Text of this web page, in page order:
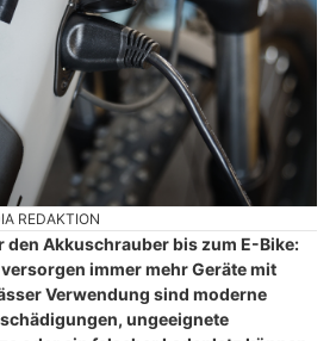
REDAKTION
den Akkuschrauber bis zum E-Bike:
immer mehr Geräte mit
Verwendung sind moderne
ungeeignete